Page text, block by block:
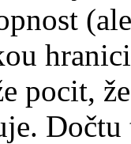
pocit,
Dočtu